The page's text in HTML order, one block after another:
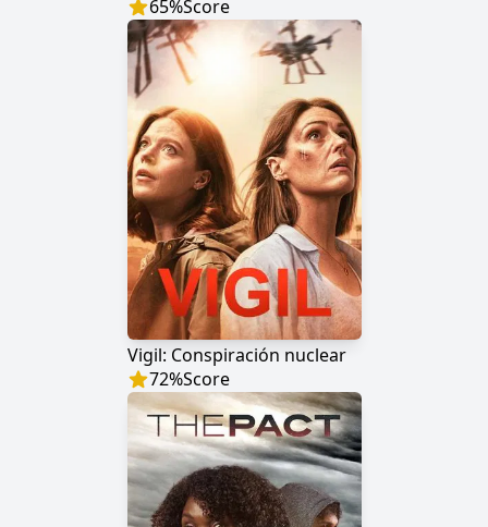
65%Score
Vigil: Conspiración nuclear
72%Score